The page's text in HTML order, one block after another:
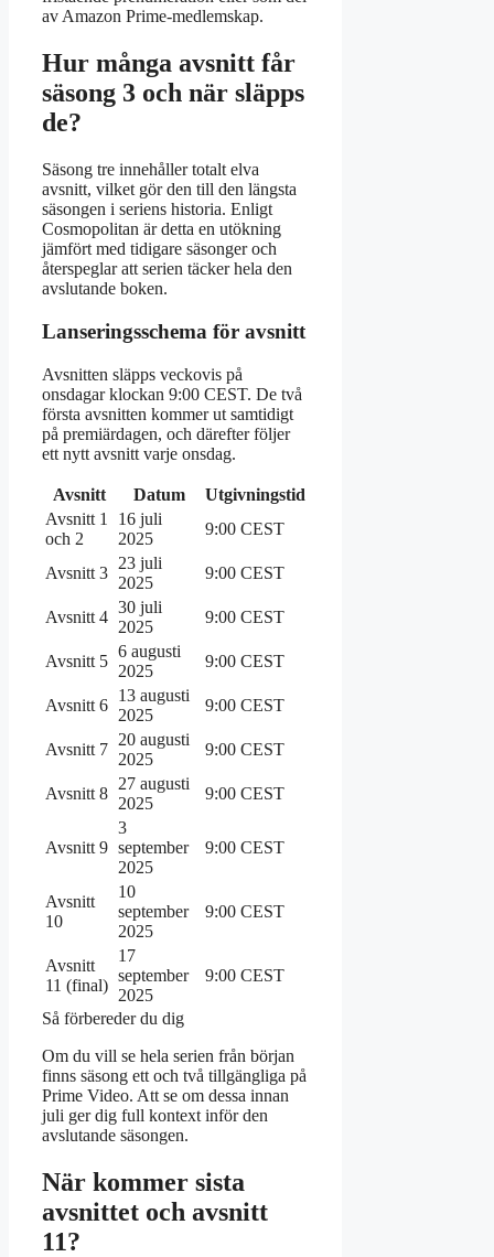
av Amazon Prime-medlemskap.
Hur många avsnitt får
säsong 3 och när släpps
de?
Säsong tre innehåller totalt elva
avsnitt, vilket gör den till den längsta
säsongen i seriens historia. Enligt
Cosmopolitan är detta en utökning
jämfört med tidigare säsonger och
återspeglar att serien täcker hela den
avslutande boken.
Lanseringsschema för avsnitt
Avsnitten släpps veckovis på
onsdagar klockan 9:00 CEST. De två
första avsnitten kommer ut samtidigt
på premiärdagen, och därefter följer
ett nytt avsnitt varje onsdag.
Avsnitt Datum
Utgivningstid
Avsnitt 1
och 2
16 juli
2025
9:00 CEST
Avsnitt 3
23 juli
2025
9:00 CEST
Avsnitt 4
30 juli
2025
9:00 CEST
Avsnitt 5
6 augusti
2025
9:00 CEST
Avsnitt 6
13 augusti
2025
9:00 CEST
Avsnitt 7
20 augusti
2025
9:00 CEST
Avsnitt 8
27 augusti
2025
9:00 CEST
Avsnitt 9
3
september
2025
9:00 CEST
Avsnitt
10
10
september
2025
9:00 CEST
Avsnitt
11 (final)
17
september
2025
9:00 CEST
Så förbereder du dig
Om du vill se hela serien från början
finns säsong ett och två tillgängliga på
Prime Video. Att se om dessa innan
juli ger dig full kontext inför den
avslutande säsongen.
När kommer sista
avsnittet och avsnitt
11?